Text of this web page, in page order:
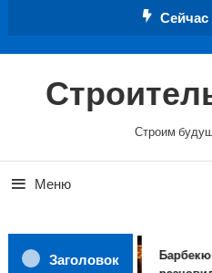
Сейчас
Строим
Меню
Заголовок